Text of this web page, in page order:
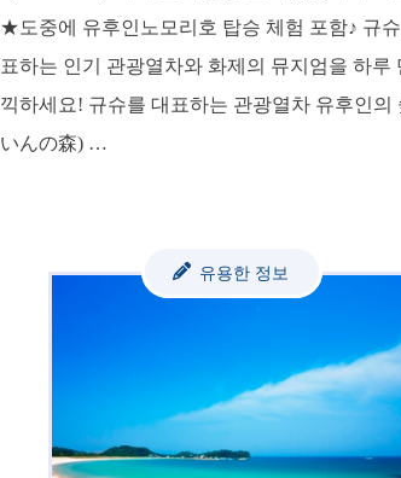
★도중에 유후인노모리호 탑승 체험 포함♪ 규슈
표하는 인기 관광열차와 화제의 뮤지엄을 하루
끽하세요! 규슈를 대표하는 관광열차 유후인의
いんの森) …
유용한 정보